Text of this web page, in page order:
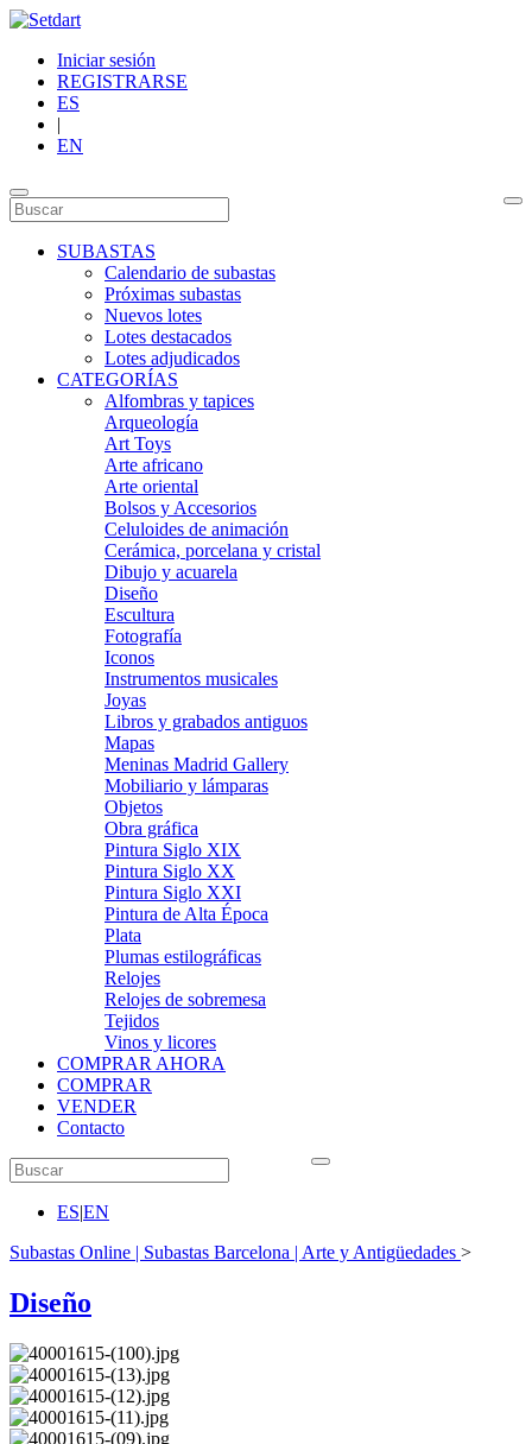
Iniciar sesión
REGISTRARSE
ES
|
EN
SUBASTAS
Calendario de subastas
Próximas subastas
Nuevos lotes
Lotes destacados
Lotes adjudicados
CATEGORÍAS
Alfombras y tapices
Arqueología
Art Toys
Arte africano
Arte oriental
Bolsos y Accesorios
Celuloides de animación
Cerámica, porcelana y cristal
Dibujo y acuarela
Diseño
Escultura
Fotografía
Iconos
Instrumentos musicales
Joyas
Libros y grabados antiguos
Mapas
Meninas Madrid Gallery
Mobiliario y lámparas
Objetos
Obra gráfica
Pintura Siglo XIX
Pintura Siglo XX
Pintura Siglo XXI
Pintura de Alta Época
Plata
Plumas estilográficas
Relojes
Relojes de sobremesa
Tejidos
Vinos y licores
COMPRAR AHORA
COMPRAR
VENDER
Contacto
ES|EN
Subastas Online | Subastas Barcelona | Arte y Antigüedades >
Diseño